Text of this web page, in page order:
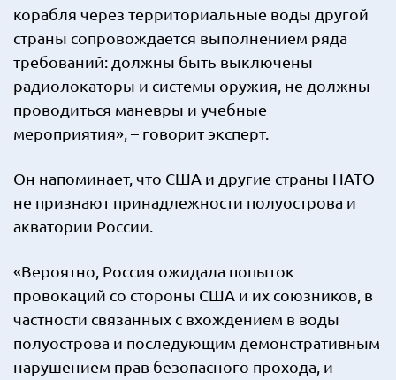
корабля через территориальные воды другой
страны сопровождается выполнением ряда
требований: должны быть выключены
радиолокаторы и системы оружия, не должны
проводиться маневры и учебные
мероприятия», – говорит эксперт.
Он напоминает, что США и другие страны НАТО
не признают принадлежности полуострова и
акватории России.
«Вероятно, Россия ожидала попыток
провокаций со стороны США и их союзников, в
частности связанных с вхождением в воды
полуострова и последующим демонстративным
нарушением прав безопасного прохода, и